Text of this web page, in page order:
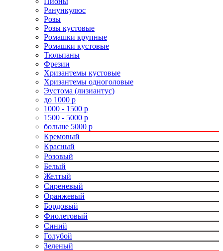
Ранункулюс
Розы
Розы кустовые
Ромашки крупные
Ромашки кустовые
Тюльпаны
Фрезии
Хризантемы кустовые
Хризантемы одноголовые
Эустома (лизиантус)
до 1000 р
1000 - 1500 р
1500 - 5000 р
больше 5000 р
Кремовый
Красный
Розовый
Белый
Желтый
Сиреневый
Оранжевый
Бордовый
Фиолетовый
Синий
Голубой
Зеленый